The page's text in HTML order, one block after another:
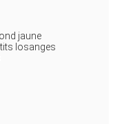
jaune
losanges